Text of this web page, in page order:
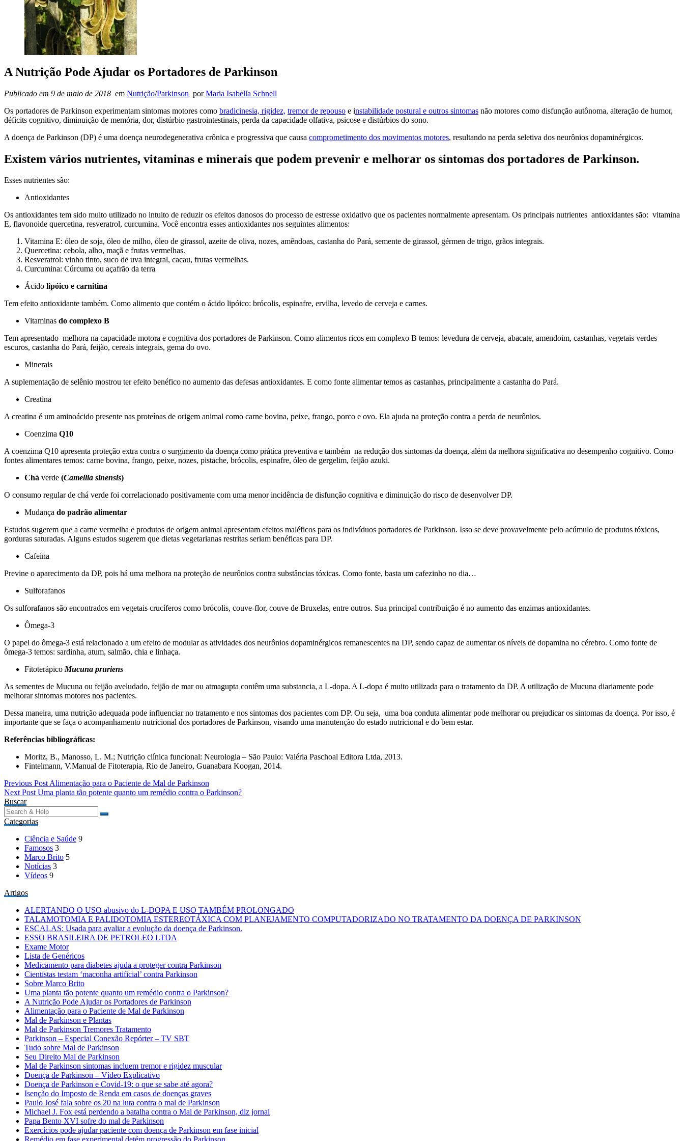
A Nutrição Pode Ajudar os Portadores de Parkinson
Publicado em 9 de maio de 2018 em Nutrição/Parkinson porMaria Isabella Schnell
Os portadores de Parkinson experimentam sintomas motores como bradicinesia, rigidez, tremor de repouso e instabilidade postural e outros sintomas não motores como disfunção autônoma, alteração de humor,
déficits cognitivo, diminuição de memória, dor, distúrbio gastrointestinais, perda da capacidade olfativa, psicose e distúrbios do sono.
A doença de Parkinson (DP) é uma doença neurodegenerativa crônica e progressiva que causa comprometimento dos movimentos motores, resultando na perda seletiva dos neurônios dopaminérgicos.
Existem vários nutrientes, vitaminas e minerais que podem prevenir e melhorar os sintomas dos portadores de Parkinson.
Esses nutrientes são:
Antioxidantes
Os antioxidantes tem sido muito utilizado no intuito de reduzir os efeitos danosos do processo de estresse oxidativo que os pacientes normalmente apresentam. Os principais nutrientes antioxidantes são: vitamina
E, flavonoide quercetina, resveratrol, curcumina. Você encontra esses antioxidantes nos seguintes alimentos:
Vitamina E: óleo de soja, óleo de milho, óleo de girassol, azeite de oliva, nozes, amêndoas, castanha do Pará, semente de girassol, gérmen de trigo, grãos integrais.
Quercetina: cebola, alho, maçã e frutas vermelhas.
Resveratrol: vinho tinto, suco de uva integral, cacau, frutas vermelhas.
Curcumina: Cúrcuma ou açafrão da terra
Ácido lipóico e carnitina
Tem efeito antioxidante também. Como alimento que contém o ácido lipóico: brócolis, espinafre, ervilha, levedo de cerveja e carnes.
Vitaminas do complexo B
Tem apresentado melhora na capacidade motora e cognitiva dos portadores de Parkinson. Como alimentos ricos em complexo B temos: levedura de cerveja, abacate, amendoim, castanhas, vegetais verdes
escuros, castanha do Pará, feijão, cereais integrais, gema do ovo.
Minerais
A suplementação de selênio mostrou ter efeito benéfico no aumento das defesas antioxidantes. E como fonte alimentar temos as castanhas, principalmente a castanha do Pará.
Creatina
A creatina é um aminoácido presente nas proteínas de origem animal como carne bovina, peixe, frango, porco e ovo. Ela ajuda na proteção contra a perda de neurônios.
Coenzima Q10
A coenzima Q10 apresenta proteção extra contra o surgimento da doença como prática preventiva e também na redução dos sintomas da doença, além da melhora significativa no desempenho cognitivo. Como
fontes alimentares temos: carne bovina, frango, peixe, nozes, pistache, brócolis, espinafre, óleo de gergelim, feijão azuki.
Chá verde (Camellia sinensis)
O consumo regular de chá verde foi correlacionado positivamente com uma menor incidência de disfunção cognitiva e diminuição do risco de desenvolver DP.
Mudança do padrão alimentar
Estudos sugerem que a carne vermelha e produtos de origem animal apresentam efeitos maléficos para os indivíduos portadores de Parkinson. Isso se deve provavelmente pelo acúmulo de produtos tóxicos,
gorduras saturadas. Alguns estudos sugerem que dietas vegetarianas restritas seriam benéficas para DP.
Cafeína
Previne o aparecimento da DP, pois há uma melhora na proteção de neurônios contra substâncias tóxicas. Como fonte, basta um cafezinho no dia…
Sulforafanos
Os sulforafanos são encontrados em vegetais crucíferos como brócolis, couve-flor, couve de Bruxelas, entre outros. Sua principal contribuição é no aumento das enzimas antioxidantes.
Ômega-3
O papel do ômega-3 está relacionado a um efeito de modular as atividades dos neurônios dopaminérgicos remanescentes na DP, sendo capaz de aumentar os níveis de dopamina no cérebro. Como fonte de
ômega-3 temos: sardinha, atum, salmão, chia e linhaça.
Fitoterápico Mucuna pruriens
As sementes de Mucuna ou feijão aveludado, feijão de mar ou atmagupta contêm uma substancia, a L-dopa. A L-dopa é muito utilizada para o tratamento da DP. A utilização de Mucuna diariamente pode
melhorar sintomas motores nos pacientes.
Dessa maneira, uma nutrição adequada pode influenciar no tratamento e nos sintomas dos pacientes com DP. Ou seja, uma boa conduta alimentar pode melhorar ou prejudicar os sintomas da doença. Por isso, é
importante que se faça o acompanhamento nutricional dos portadores de Parkinson, visando uma manutenção do estado nutricional e do bem estar.
Referências bibliográficas:
Moritz, B., Manosso, L. M.; Nutrição clínica funcional: Neurologia – São Paulo: Valéria Paschoal Editora Ltda, 2013.
Fintelmann, V.Manual de Fitoterapia, Rio de Janeiro, Guanabara Koogan, 2014.
Navegação
de
Post
Previous PostAlimentação para o Paciente de Mal de Parkinson
Next PostUma planta tão potente quanto um remédio contra o Parkinson?
Buscar
Search
for:
Categorias
Ciência e Saúde 9
Famosos 3
Marco Brito 5
Notícias 3
Vídeos 9
Artigos
ALERTANDO O USO abusivo do L-DOPA E USO TAMBÉM PROLONGADO
TALAMOTOMIA E PALIDOTOMIA ESTEREOTÁXICA COM PLANEJAMENTO COMPUTADORIZADO NO TRATAMENTO DA DOENÇA DE PARKINSON
ESCALAS: Usada para avaliar a evolução da doença de Parkinson.
ESSO BRASILEIRA DE PETROLEO LTDA
Exame Motor
Lista de Genéricos
Medicamento para diabetes ajuda a proteger contra Parkinson
Cientistas testam ‘maconha artificial’ contra Parkinson
Sobre Marco Brito
Uma planta tão potente quanto um remédio contra o Parkinson?
A Nutrição Pode Ajudar os Portadores de Parkinson
Alimentação para o Paciente de Mal de Parkinson
Mal de Parkinson e Plantas
Mal de Parkinson Tremores Tratamento
Parkinson – Especial Conexão Repórter – TV SBT
Tudo sobre Mal de Parkinson
Seu Direito Mal de Parkinson
Mal de Parkinson sintomas incluem tremor e rigidez muscular
Doença de Parkinson – Vídeo Explicativo
Doença de Parkinson e Covid-19: o que se sabe até agora?
Isenção do Imposto de Renda em casos de doenças graves
Paulo José fala sobre os 20 na luta contra o mal de Parkinson
Michael J. Fox está perdendo a batalha contra o Mal de Parkinson, diz jornal
Papa Bento XVI sofre do mal de Parkinson
Exercícios pode ajudar paciente com doença de Parkinson em fase inicial